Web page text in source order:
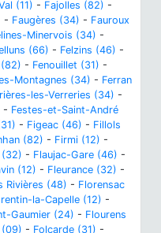
(11) - Fajolles (82) -
- Faugères (34) - Fauroux
Minervois (34) -
(66) - Felzins (46) -
- Fenouillet (31) -
Montagnes (34) - Ferran
les-Verreries (34) -
- Festes-et-Saint-André
- Figeac (46) - Fillols
(82) - Firmi (12) -
(32) - Flaujac-Gare (46) -
(12) - Fleurance (32) -
Rivières (48) - Florensac
la-Capelle (12) -
Gaumier (24) - Flourens
(09) - Folcarde (31) -